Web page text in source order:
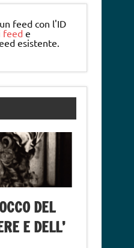
feed con l'ID
feede
esistente.
DEL
E DELL’